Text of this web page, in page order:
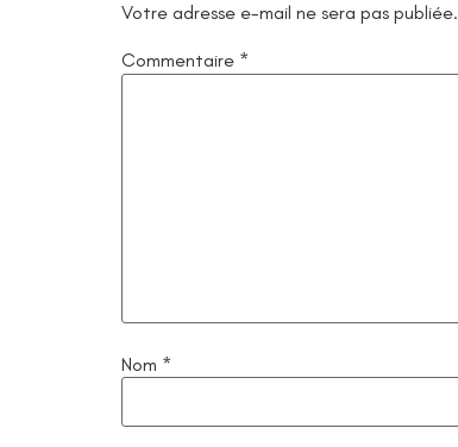
Votre adresse e-mail ne sera pas publiée.
Commentaire *
Nom *